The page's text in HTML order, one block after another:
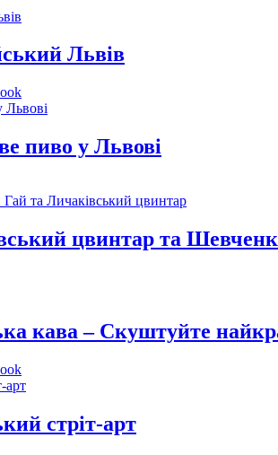
Львів
пиво у Львові
цвинтар та
кава – Скуштуйте
стріт-арт